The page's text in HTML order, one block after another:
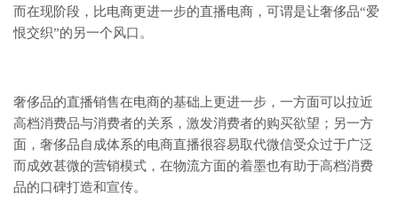
而在现阶段，比电商更进一步的直播电商，可谓是让奢侈品“爱
恨交织”的另一个风口。
奢侈品的直播销售在电商的基础上更进一步，一方面可以拉近
高档消费品与消费者的关系，激发消费者的购买欲望；另一方
面，奢侈品自成体系的电商直播很容易取代微信受众过于广泛
而成效甚微的营销模式，在物流方面的着墨也有助于高档消费
品的口碑打造和宣传。